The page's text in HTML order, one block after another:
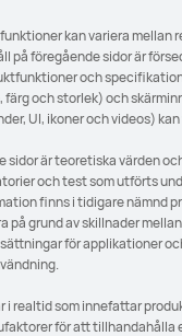
kan variera mellan
på föregående sidor är
och
och storlek) och
UI, ikoner och videos)
sidor är teoretiska värden
och test som utförts
finns i tidigare nämnd
på grund av skillnader
för applikationer
i realtid som innefattar
för att tillhandahålla